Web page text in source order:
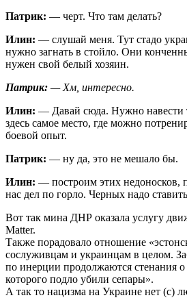
Патрик: — черт. Что там делать?
Илин: — слушай меня. Тут стадо
нужно загнать в стойло. Они
нужен свой белый хозяин.
Патрик: — Хм, интересно.
Илин: — Давай сюда. Нужно навести
здесь самое место, где можно
боевой опыт.
Патрик: — ну да, это не мешало бы.
Илин: — построим этих недоносков,
нас дел по горло. Черных надо
Вот так мина ДНР оказала услугу
Matter.
Также порадовало отношение
сослуживцам и украинцам в целом.
по инерции продолжаются стенания
которого подло убили сепары».
А так то нацизма на Украине нет (с)